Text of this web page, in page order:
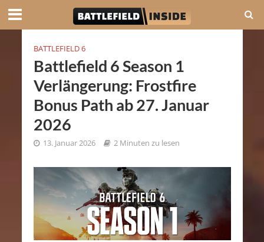
BATTLEFIELD 6
Battlefield 6 Season 1
Verlängerung: Frostfire
Bonus Path ab 27. Januar
2026
13. Januar 2026 2 Minuten zu lesen